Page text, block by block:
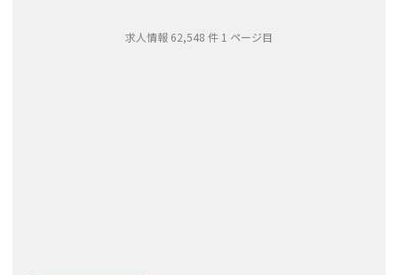
求人情報 62,548 件 1 ページ目